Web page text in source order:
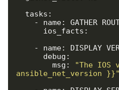
        msg:
"The
ansible_net_version }}"